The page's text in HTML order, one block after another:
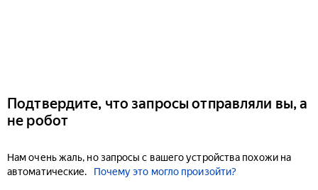
Подтвердите, что запросы отправляли вы, а
не робот
Нам очень жаль, но запросы с вашего устройства похожи на
автоматические.
Почему это могло произойти?